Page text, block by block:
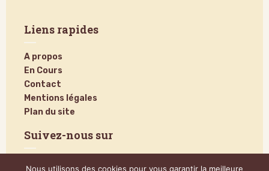
Liens rapides
A propos
En Cours
Contact
Mentions légales
Plan du site
Suivez-nous sur
Nous utilisons des cookies pour vous garantir la meilleure